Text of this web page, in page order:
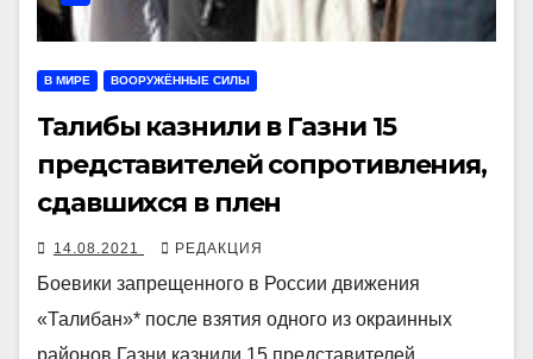
В МИРЕ ВООРУЖЁННЫЕ СИЛЫ
Талибы казнили в Газни 15
представителей сопротивления,
сдавшихся в плен
14.08.2021 РЕДАКЦИЯ
Боевики запрещенного в России движения
«Талибан»* после взятия одного из окраинных
районов Газни казнили 15 представителей